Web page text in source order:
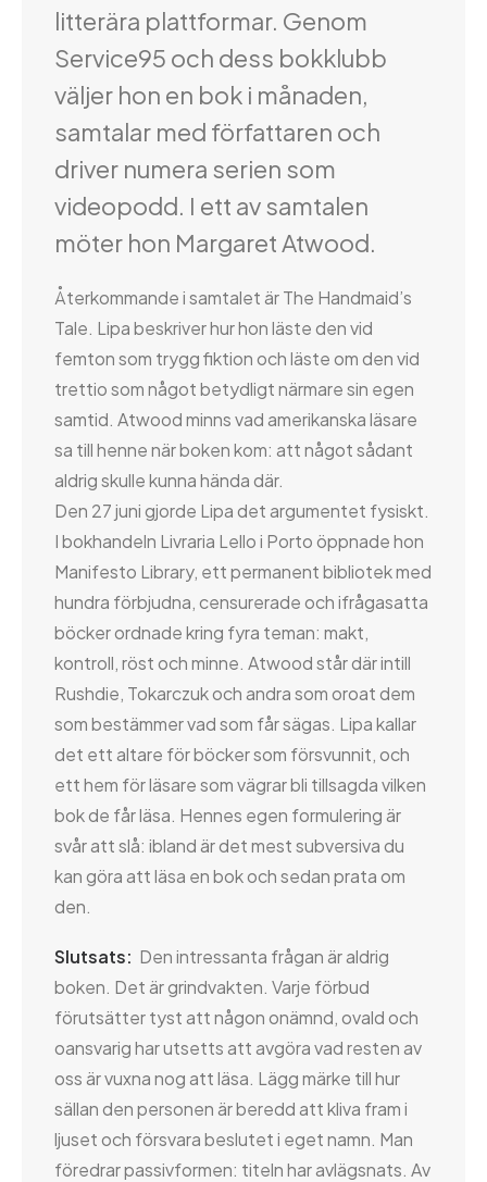
litterära plattformar. Genom
Service95 och dess bokklubb
väljer hon en bok i månaden,
samtalar med författaren och
driver numera serien som
videopodd. I ett av samtalen
möter hon Margaret Atwood.
Återkommande i samtalet är The Handmaid’s
Tale. Lipa beskriver hur hon läste den vid
femton som trygg fiktion och läste om den vid
trettio som något betydligt närmare sin egen
samtid. Atwood minns vad amerikanska läsare
sa till henne när boken kom: att något sådant
aldrig skulle kunna hända där.
Den 27 juni gjorde Lipa det argumentet fysiskt.
I bokhandeln Livraria Lello i Porto öppnade hon
Manifesto Library, ett permanent bibliotek med
hundra förbjudna, censurerade och ifrågasatta
böcker ordnade kring fyra teman: makt,
kontroll, röst och minne. Atwood står där intill
Rushdie, Tokarczuk och andra som oroat dem
som bestämmer vad som får sägas. Lipa kallar
det ett altare för böcker som försvunnit, och
ett hem för läsare som vägrar bli tillsagda vilken
bok de får läsa. Hennes egen formulering är
svår att slå: ibland är det mest subversiva du
kan göra att läsa en bok och sedan prata om
den.
Slutsats: Den intressanta frågan är aldrig
boken. Det är grindvakten. Varje förbud
förutsätter tyst att någon onämnd, ovald och
oansvarig har utsetts att avgöra vad resten av
oss är vuxna nog att läsa. Lägg märke till hur
sällan den personen är beredd att kliva fram i
ljuset och försvara beslutet i eget namn. Man
föredrar passivformen: titeln har avlägsnats. Av